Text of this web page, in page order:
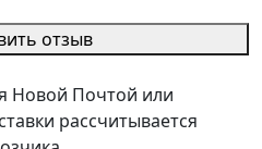
отзыв
Новой Почтой или
рассчитывается